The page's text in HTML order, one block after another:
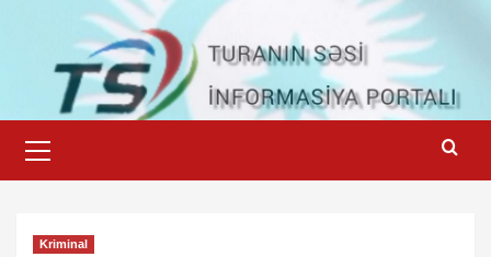
content
Menu
Kriminal